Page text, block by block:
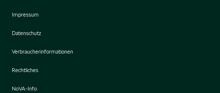
Impressum
Datenschutz
Verbraucherinformationen
Rechtliches
NoVA-Info